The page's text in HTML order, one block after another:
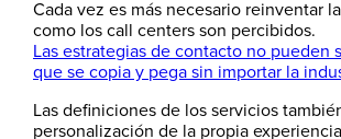
Cada vez es más necesario reinventar
como los call centers son percibidos.
Las estrategias de contacto no pueden
que se copia y pega sin importar la
Las definiciones de los servicios
personalización de la propia